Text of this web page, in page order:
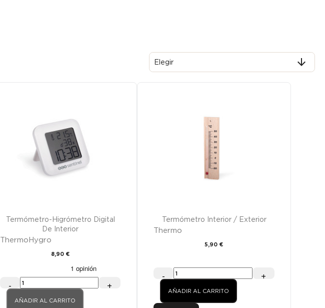
Elegir 
Termómetro-Higrómetro Digital
De Interior
ThermoHygro
8,90 €
- +
AÑADIR AL CARRITO
Termómetro Interior / Exterior
Thermo
5,90 €
- +
AÑADIR AL CARRITO